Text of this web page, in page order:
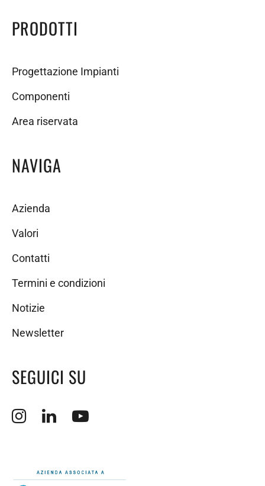
PRODOTTI
Progettazione Impianti
Componenti
Area riservata
NAVIGA
Azienda
Valori
Contatti
Termini e condizioni
Notizie
Newsletter
SEGUICI SU
Apertura sito esterno in nuova finestra.
Apertura sito esterno in nuova finestra.
Apertura sito esterno in nuova finestra.